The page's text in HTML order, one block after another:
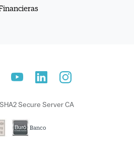
Secure Server CA
Banco